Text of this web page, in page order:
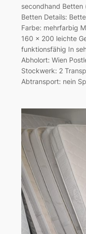
secondhand Betten
Betten Details:
Farbe: mehrfarbig
160 x 200 leichte
funktionsfähig In
Abholort: Wien
Stockwerk: 2
Abtransport: nein